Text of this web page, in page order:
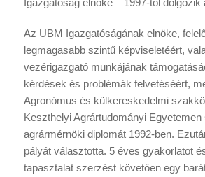
Az UBM Igazgatóságának elnöke,
legmagasabb szintű képviseletéért,
vezérigazgató munkájának
kérdések és problémák felvetéséért,
Agronómus és külkereskedelmi
Keszthelyi Agrártudományi Egyetemen
agrármérnöki diplomát 1992-ben.
pályát választotta. 5 éves gyakorlatot
tapasztalat szerzést követően egy